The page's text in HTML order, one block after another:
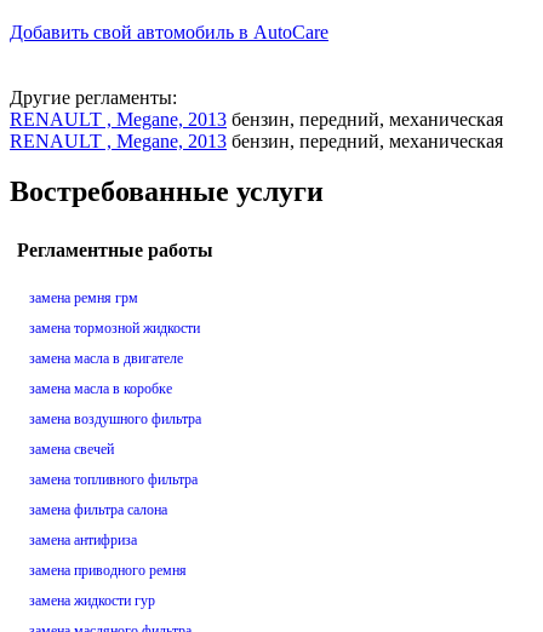
Добавить свой автомобиль в AutoCare
Другие регламенты:
RENAULT , Megane, 2013 бензин, передний, механическая
RENAULT , Megane, 2013 бензин, передний, механическая
Востребованные услуги
Регламентные работы
замена ремня грм
замена тормозной жидкости
замена масла в двигателе
замена масла в коробке
замена воздушного фильтра
замена свечей
замена топливного фильтра
замена фильтра салона
замена антифриза
замена приводного ремня
замена жидкости гур